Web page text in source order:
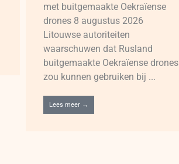
met buitgemaakte Oekraïense
drones 8 augustus 2026
Litouwse autoriteiten
waarschuwen dat Rusland
buitgemaakte Oekraïense drones
zou kunnen gebruiken bij ...
Lees meer →